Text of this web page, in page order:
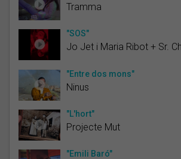
Tramma
"SOS"
Jo Jet i Maria Ribot + Sr.
"Entre dos mons"
Ninus
"L'hort"
Projecte Mut
"Emili Baró"